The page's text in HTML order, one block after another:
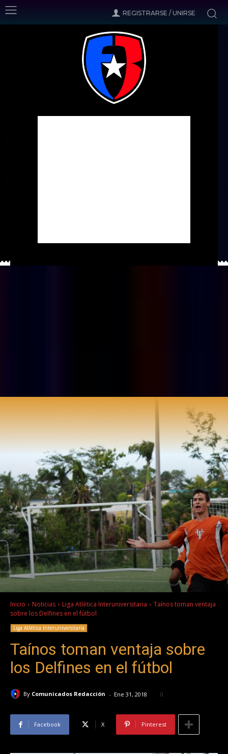
REGISTRARSE / UNIRSE
Inicio Noticias Liga Atlética Interuniversitaria
Taínos toman ventaja
sobre los Delfines en el fútbol
Liga Atlética Interuniversitaria
Taínos toman ventaja sobre
los Delfines en el fútbol
By Comunicados Redacción - Ene 31, 2018 0
Facebook X Pinterest